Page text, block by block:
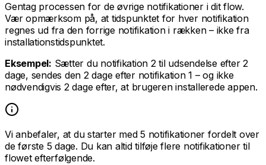
Gentag processen for de øvrige notifikationer i dit flow.
Vær opmærksom på, at tidspunktet for hver notifikation
regnes ud fra den forrige notifikation i rækken – ikke fra
installationstidspunktet.
Eksempel: Sætter du notifikation 2 til udsendelse efter 2
dage, sendes den 2 dage efter notifikation 1 – og ikke
nødvendigvis 2 dage efter, at brugeren installerede appen.
Vi anbefaler, at du starter med 5 notifikationer fordelt over
de første 5 dage. Du kan altid tilføje flere notifikationer til
flowet efterfølgende.